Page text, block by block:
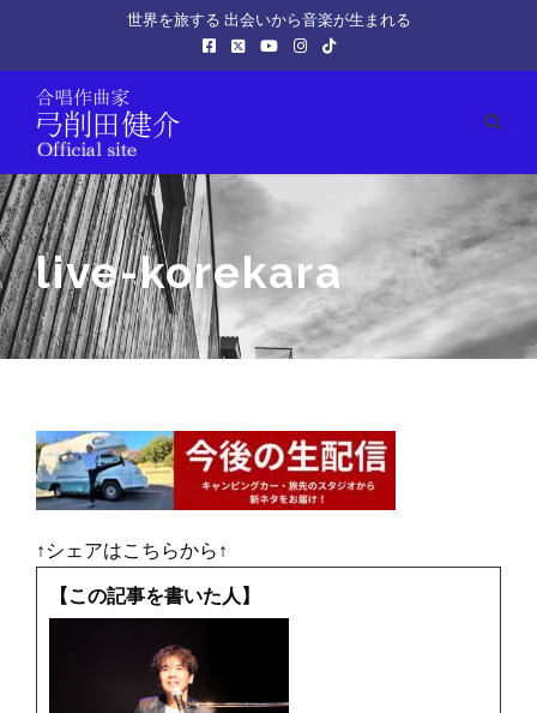
世界を旅する 出会いから音楽が生まれる
live-korekara
↑シェアはこちらから↑
【この記事を書いた人】